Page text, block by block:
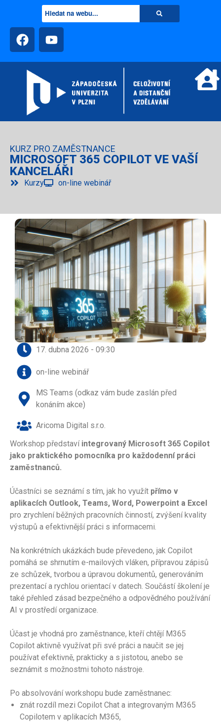
KURZ PRO ZAMĚSTNANCE
MICROSOFT 365 COPILOT VE VAŠÍ
KANCELÁŘI
Kurzy on-line webinář
17. dubna 2026 - 09:30
on-line webinář
MS Teams (odkaz vám bude zaslán před
konáním akce)
Aricoma Digital s.r.o.
Workshop představí integrovaný Microsoft 365 Copilot
jako praktického pomocníka pro každodenní práci
zaměstnanců.
Účastníci se seznámí s tím, jak ho využít přímo v
aplikacích Outlook, Teams, Word, Powerpoint a Excel
pro zrychlení běžných pracovních činností, zvýšení kvality
výstupů a efektivnější práci s informacemi.
Na konkrétních ukázkách bude převedeno, jak Copilot
pomáhá se shrnutím e-mailových vláken, přípravou zápisů
ze schůzek, tvorbou a úpravou dokumentů, generováním
prezentací a rychlou orientací v datech. Součástí školení je
také přehled zásad bezpečného a odpovědného používání
AI v prostředí organizace.
Účast je vhodná pro zaměstnance, kteří chtějí M365
Copilot aktivně využívat při své práci a naučit se jej
používat efektivně, prakticky a s jistotou, anebo se
seznámit s možnostmi tohoto nástroje.
Po absolvování workshopu bude zaměstnanec:
znát rozdíl mezi Copilot Chat a integrovaným M365
Copilotem v aplikacích M365,